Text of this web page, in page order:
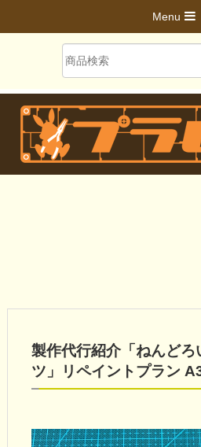
Menu
製作代行紹介「ねんどろ
ツ」リペイントプラン